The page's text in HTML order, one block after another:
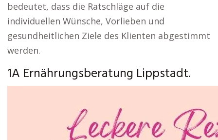
bedeutet, dass die Ratschläge auf die
individuellen Wünsche, Vorlieben und
gesundheitlichen Ziele des Klienten abgestimmt
werden.
1A Ernährungsberatung Lippstadt.